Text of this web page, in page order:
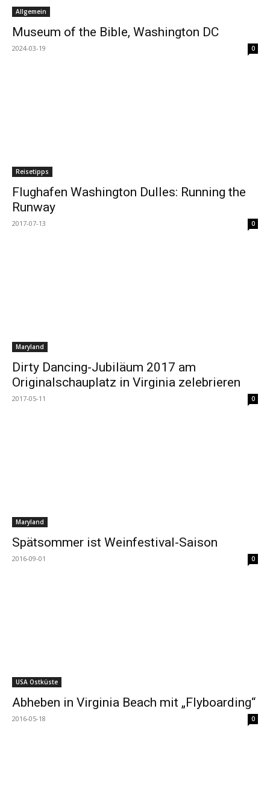
Allgemein
Museum of the Bible, Washington DC
2024-03-19 0
Reisetipps
Flughafen Washington Dulles: Running the
Runway
2017-07-13 0
Maryland
Dirty Dancing-Jubiläum 2017 am
Originalschauplatz in Virginia zelebrieren
2017-05-11 0
Maryland
Spätsommer ist Weinfestival-Saison
2016-09-01 0
USA Ostküste
Abheben in Virginia Beach mit „Flyboarding“
2016-05-18 0